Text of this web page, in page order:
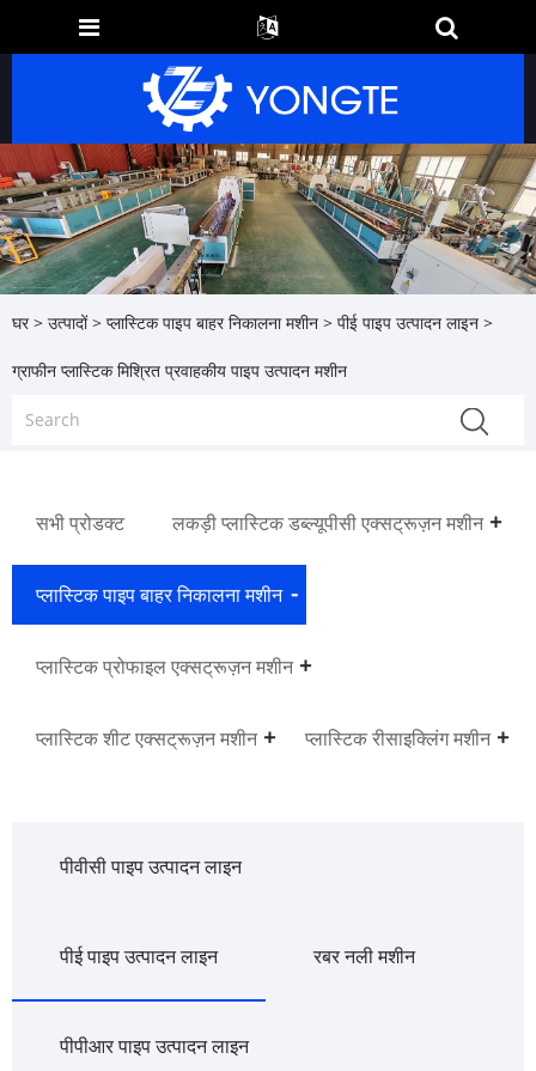
घर > उत्पादों> प्लास्टिक पाइप बाहर निकालना मशीन > पीई पाइप उत्पादन लाइन >
ग्राफीन प्लास्टिक मिश्रित प्रवाहकीय पाइप उत्पादन मशीन
सभी प्रोडक्ट लकड़ी प्लास्टिक डब्ल्यूपीसी एक्सट्रूज़न मशीन
प्लास्टिक पाइप बाहर निकालना मशीन
प्लास्टिक प्रोफाइल एक्सट्रूज़न मशीन
प्लास्टिक शीट एक्सट्रूज़न मशीन प्लास्टिक रीसाइक्लिंग मशीन
पीवीसी पाइप उत्पादन लाइन
पीई पाइप उत्पादन लाइन रबर नली मशीन
पीपीआर पाइप उत्पादन लाइन